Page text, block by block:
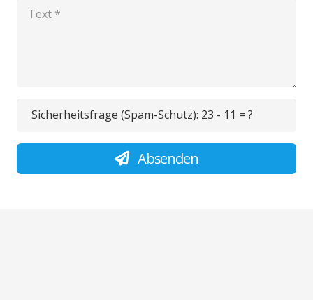
Sicherheitsfrage (Spam-Schutz): 23 - 11 = ?
Absenden